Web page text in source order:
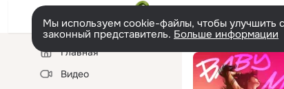
Мы используем cookie-файлы, чтобы улучшить
законный представитель. Больше информации
Левая
колонкаГлавная
Видео